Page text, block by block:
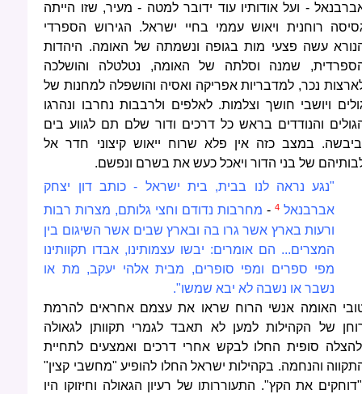
- ועל אודותיו עוד ידובר למטה - מעיר, שזו הייתה
רוחנית ויאוש עממי בחיי ישראל. הגירוש הספרדי
עשה פצעי מות בגופה ונשמתה של האומה. היהדות
שמנה וסלתה של האומה, נטלטלה והושלכה
נכר, למדבריות אפריקה ואסיה והושפלה למחנות של
ויושבי חושך וצלמות. לאלפים ולרבבות נחרבו ונהרגו
והנודדים בראש כל דרכים ודור שלם תם לגווע בים
במצב כזה אין פלא שרוח ייאוש קיצוני חדר אל
של בני הדור ויאכל כעש את בשרם ונפשם.
"נגע נראה לנו בבית, בית ישראל - כותב דון יצחק
אברבנאל 4
-מחרבות נדודם וחצי גלותם, מצרות רבות
ורעות בארץ אשר גרו בה ובארץ שבים אשר השיגום בין
המצרים... הם אומרים: יבשו עצמותינו, אבדו תקוותינו
מפי ספרים ומפי סופרים, מבית אלהי יעקב, מת או
נשבר או נשבה לא יבא שמשו".
האומה אנשי הרוח שראו את עצמם אחראים להרמת
של הקהילות למען לא תאבד לגמרי תקוותן לגאולה
סופית החלו לבקש אחרי דרכים ואמצעים לתחיית
והנחמה. בקהילות ישראל החלו להופיע "מחשבי קצין"
את הקץ". התעוררותו של רעיון הגאולה וחיזוקו היו